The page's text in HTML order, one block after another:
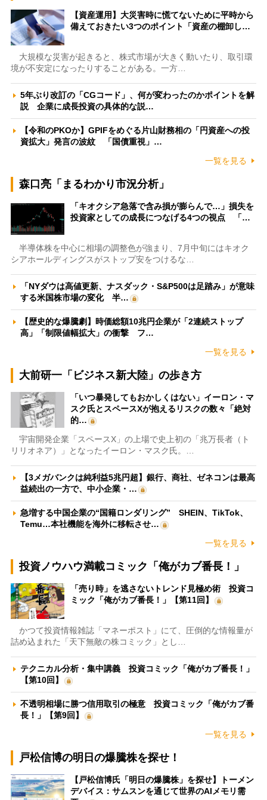
【資産運用】大災害時に慌てないために平時から
備えておきたい3つのポイント「資産の棚卸し…
大規模な災害が起きると、株式市場が大きく動いたり、取引環
境が不安定になったりすることがある。一方…
5年ぶり改訂の「CGコード」、何が変わったのかポイントを解
説 企業に成長投資の具体的な説…
【令和のPKOか】GPIFをめぐる片山財務相の「円資産への投
資拡大」発言の波紋 「国債重視」…
一覧を見る
森口亮「まるわかり市況分析」
「キオクシア急落で含み損が膨らんで…」損失を
投資家としての成長につなげる4つの視点 「…
半導体株を中心に相場の調整色が強まり、7月中旬にはキオク
シアホールディングスがストップ安をつけるな…
「NYダウは高値更新、ナスダック・S&P500は足踏み」が意味
する米国株市場の変化 半…
【歴史的な爆騰劇】時価総額10兆円企業が「2連続ストップ
高」「制限値幅拡大」の衝撃 フ…
一覧を見る
大前研一「ビジネス新大陸」の歩き方
「いつ暴発してもおかしくはない」イーロン・マ
スク氏とスペースXが抱えるリスクの数々「絶対
的…
宇宙開発企業「スペースX」の上場で史上初の「兆万長者（ト
リリオネア）」となったイーロン・マスク氏。…
【3メガバンクは純利益5兆円超】銀行、商社、ゼネコンは最高
益続出の一方で、中小企業・…
急増する中国企業の“国籍ロンダリング” SHEIN、TikTok、
Temu…本社機能を海外に移転させ…
一覧を見る
投資ノウハウ満載コミック「俺がカブ番長！」
「売り時」を逃さないトレンド見極め術 投資コ
ミック「俺がカブ番長！」【第11回】
かつて投資情報雑誌「マネーポスト」にて、圧倒的な情報量が
詰め込まれた「天下無敵の株コミック」とし…
テクニカル分析・集中講義 投資コミック「俺がカブ番長！」
【第10回】
不透明相場に勝つ信用取引の極意 投資コミック「俺がカブ番
長！」【第9回】
一覧を見る
戸松信博の明日の爆騰株を探せ！
【戸松信博氏「明日の爆騰株」を探せ】トーメン
デバイス：サムスンを通じて世界のAIメモリ需